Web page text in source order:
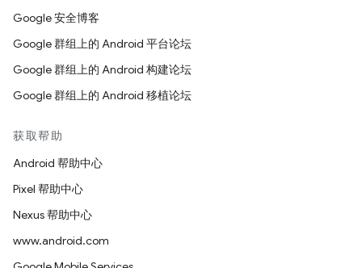
Google 安全博客
Google 群组上的 Android 平台论坛
Google 群组上的 Android 构建论坛
Google 群组上的 Android 移植论坛
获取帮助
Android 帮助中心
Pixel 帮助中心
Nexus 帮助中心
www.android.com